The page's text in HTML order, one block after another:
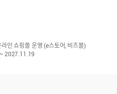
인 쇼핑몰 운영 (e스토어, 비즈몰)
2027.11.19